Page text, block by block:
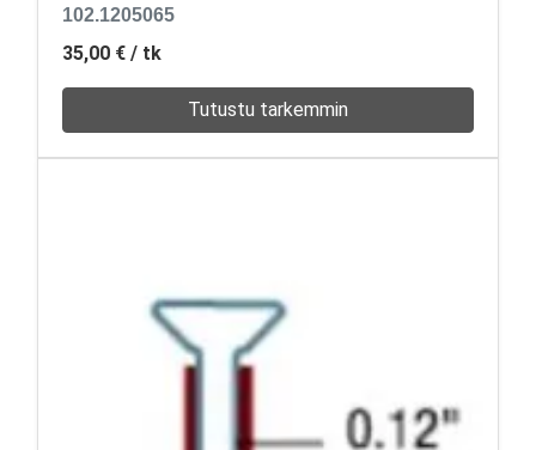
102.1205065
35,00 € / tk
Tutustu tarkemmin